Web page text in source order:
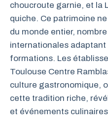
choucroute garnie, et la
quiche. Ce patrimoine
du monde entier,
internationales
formations. Les
Toulouse Centre
culture gastronomique,
cette tradition riche,
et événements